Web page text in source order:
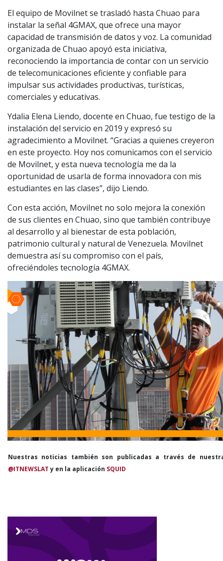
El equipo de Movilnet se trasladó hasta Chuao para
instalar la señal 4GMAX, que ofrece una mayor
capacidad de transmisión de datos y voz. La comunidad
organizada de Chuao apoyó esta iniciativa,
reconociendo la importancia de contar con un servicio
de telecomunicaciones eficiente y confiable para
impulsar sus actividades productivas, turísticas,
comerciales y educativas.
Ydalia Elena Liendo, docente en Chuao, fue testigo de la
instalación del servicio en 2019 y expresó su
agradecimiento a Movilnet. “Gracias a quienes creyeron
en este proyecto. Hoy nos comunicamos con el servicio
de Movilnet, y esta nueva tecnología me da la
oportunidad de usarla de forma innovadora con mis
estudiantes en las clases”, dijo Liendo.
Con esta acción, Movilnet no solo mejora la conexión
de sus clientes en Chuao, sino que también contribuye
al desarrollo y al bienestar de esta población,
patrimonio cultural y natural de Venezuela. Movilnet
demuestra así su compromiso con el país,
ofreciéndoles tecnología 4GMAX.
Nuestras noticias también son publicadas a través de
@ITNEWSLATy en la aplicación SQUID